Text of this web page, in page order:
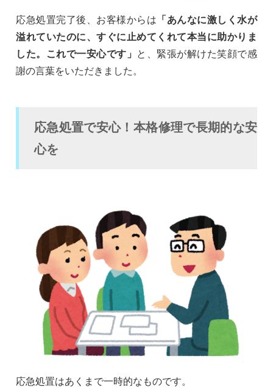
応急処置完了後、お客様からは 「あんなに激しく水が
溢れていたのに、すぐに止めてくれて本当に助かりま
した。これで一安心です」
と、緊張が解けた笑顔で感
謝の言葉をいただきました。
応急処置で安心！本格修理で長期的な安
心を
応急処置はあくまで一時的なものです。